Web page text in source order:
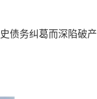
债务纠葛而深陷破